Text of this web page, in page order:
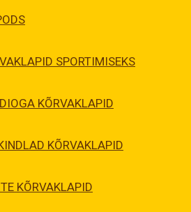
SPORTIMISEKS
KÕRVAKLAPID
KÕRVAKLAPID
KÕRVAKLAPID